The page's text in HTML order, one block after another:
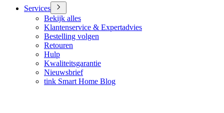
Services
Bekijk alles
Klantenservice & Expertadvies
Bestelling volgen
Retouren
Hulp
Kwaliteitsgarantie
Nieuwsbrief
tink Smart Home Blog